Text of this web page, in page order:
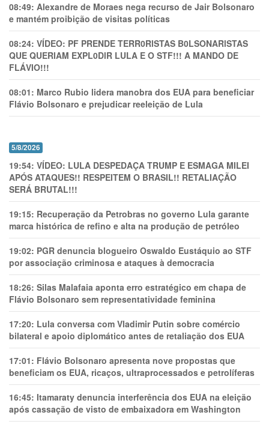
08:49: Alexandre de Moraes nega recurso de Jair Bolsonaro
e mantém proibição de visitas políticas
08:24: VÍDEO: PF PRENDE TERR0RlSTAS B0LSONARlSTAS
QUE QUERIAM EXPL0DlR LULA E O STF!!! A MANDO DE
FLÁVIO!!!
08:01: Marco Rubio lidera manobra dos EUA para beneficiar
Flávio Bolsonaro e prejudicar reeleição de Lula
5/8/2026
19:54: VÍDEO: LULA DESPEDAÇA TRUMP E ESMAGA MILEI
APÓS ATAQUES!! RESPEITEM O BRASIL!! RETALIAÇÃO
SERÁ BRUTAL!!!
19:15: Recuperação da Petrobras no governo Lula garante
marca histórica de refino e alta na produção de petróleo
19:02: PGR denuncia blogueiro Oswaldo Eustáquio ao STF
por associação criminosa e ataques à democracia
18:26: Silas Malafaia aponta erro estratégico em chapa de
Flávio Bolsonaro sem representatividade feminina
17:20: Lula conversa com Vladimir Putin sobre comércio
bilateral e apoio diplomático antes de retaliação dos EUA
17:01: Flávio Bolsonaro apresenta nove propostas que
beneficiam os EUA, ricaços, ultraprocessados e petrolíferas
16:45: Itamaraty denuncia interferência dos EUA na eleição
após cassação de visto de embaixadora em Washington